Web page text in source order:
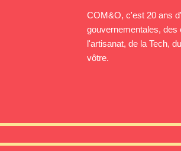
COM&O, c'est 20 ans
gouvernementales,
l'artisanat, de la Tech,
vôtre.